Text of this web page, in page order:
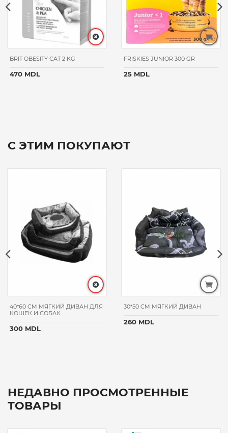
BRIT OBESITY CAT 2 KG
470 MDL
FRISKIES JUNIOR 300 GR
25 MDL
С ЭТИМ ПОКУПАЮТ
40*60 CM МЯГКИЙ ДИВАН ДЛЯ
КОШЕК И СОБАК
300 MDL
30*50 CM МЯГКИЙ ДИВАН
260 MDL
НЕДАВНО ПРОСМОТРЕННЫЕ
ТОВАРЫ